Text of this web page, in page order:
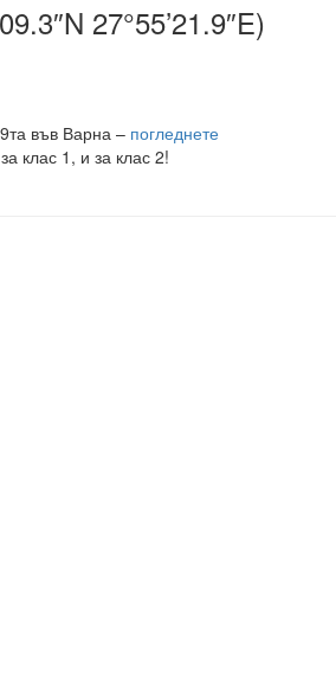
27°55’21.9″E)
във Варна – погледнете
клас 1, и за клас 2!